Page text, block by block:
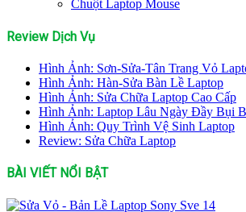
Chuột Laptop Mouse
Review Dịch Vụ
Hình Ảnh: Sơn-Sửa-Tân Trang Vỏ
Hình Ảnh: Hàn-Sửa Bàn Lề Laptop
Hình Ảnh: Sửa Chữa Laptop Cao Cấp
Hình Ảnh: Laptop Lâu Ngày Đầy Bụi
Hình Ảnh: Quy Trình Vệ Sinh Laptop
Review: Sửa Chữa Laptop
BÀI VIẾT NỔI BẬT